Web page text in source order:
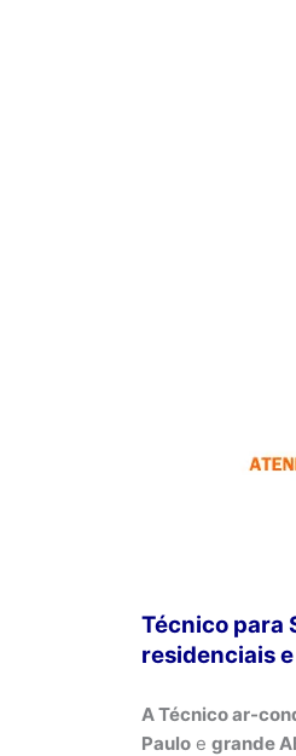
Técnico para
residenciais
A Técnico ar-
Paulo e grande